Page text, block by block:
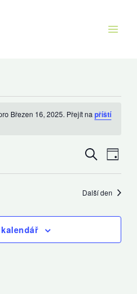
Březen 16, 2025. Přejít napříští
Navigace
zobrazení
Hledat
Den
Další den